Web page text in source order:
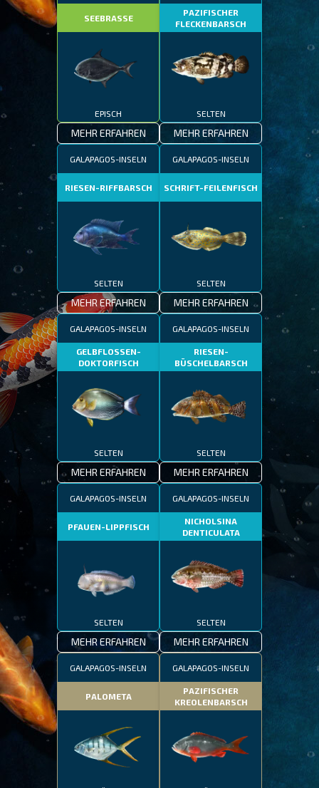
SEEBRASSE
EPISCH
MEHR ERFAHREN
PAZIFISCHER
FLECKENBARSCH
SELTEN
MEHR ERFAHREN
GALAPAGOS-INSELN
RIESEN-RIFFBARSCH
SELTEN
MEHR ERFAHREN
GALAPAGOS-INSELN
SCHRIFT-FEILENFISCH
SELTEN
MEHR ERFAHREN
GALAPAGOS-INSELN
GELBFLOSSEN-
DOKTORFISCH
SELTEN
MEHR ERFAHREN
GALAPAGOS-INSELN
RIESEN-
BÜSCHELBARSCH
SELTEN
MEHR ERFAHREN
GALAPAGOS-INSELN
PFAUEN-LIPPFISCH
SELTEN
MEHR ERFAHREN
GALAPAGOS-INSELN
NICHOLSINA
DENTICULATA
SELTEN
MEHR ERFAHREN
GALAPAGOS-INSELN
PALOMETA
GALAPAGOS-INSELN
PAZIFISCHER
KREOLENBARSCH